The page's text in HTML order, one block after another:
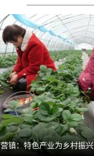
镇：特色产业为乡村振